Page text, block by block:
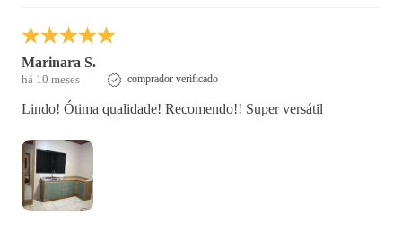
Marinara S.
há 10 meses comprador verificado
Lindo! Ótima qualidade! Recomendo!! Super versátil